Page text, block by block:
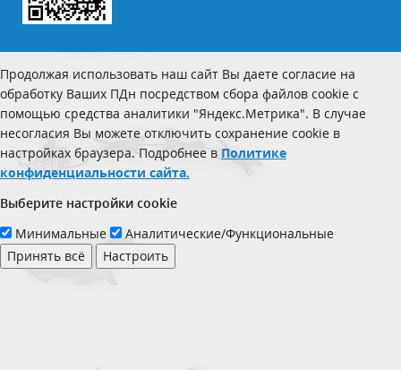
Продолжая использовать наш сайт Вы даете согласие на
обработку Ваших ПДн посредством сбора файлов cookie с
помощью средства аналитики "Яндекс.Метрика". В случае
несогласия Вы можете отключить сохранение cookie в
настройках браузера. Подробнее в Политике
конфиденциальности сайта.
Выберите настройки cookie
Минимальные
Аналитические/Функциональные
Принять всё
Настроить